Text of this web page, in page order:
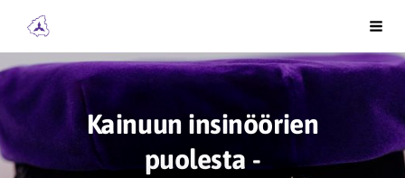
sivunKainuun Insinöörit ry
Kainuun insinöörien
puolesta -